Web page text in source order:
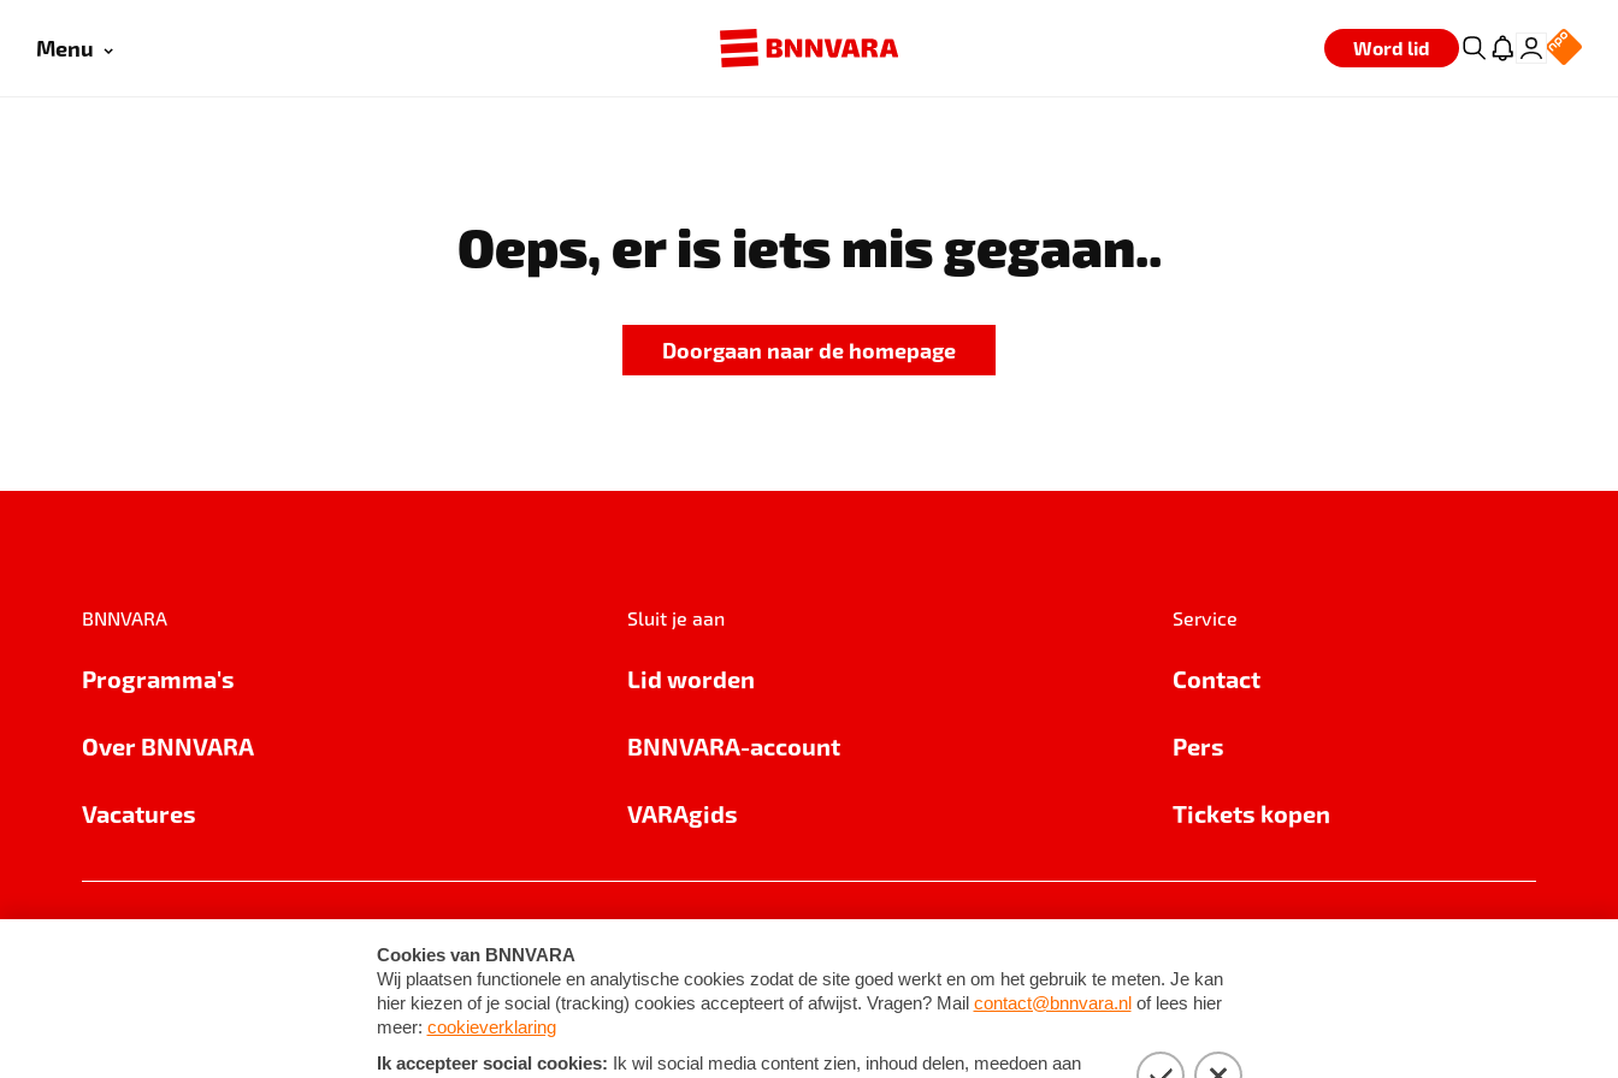
Menu Word lid
Oeps, er is iets mis gegaan..
Doorgaan naar de homepage
BNNVARA
Programma's
Over BNNVARA
Vacatures
Sluit je aan
Lid worden
BNNVARA-account
VARAgids
Service
Contact
Pers
Tickets kopen
Cookie-instellingen Algemene voorwaarden ©2026BNNVARA